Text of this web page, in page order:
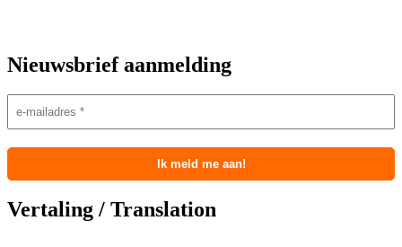
Nieuwsbrief aanmelding
Vertaling / Translation